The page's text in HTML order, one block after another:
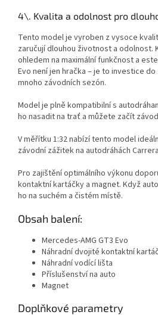
4\. Kvalita a odolnost pro
Tento model je vyroben z vysoce
zaručují dlouhou životnost a odolnost.
ohledem na maximální funkčnost a
Evo není jen hračka – je to investice
mnoho závodních sezón.
Model je plně kompatibilní s
ho nasadit na trať a můžete začít
V měřítku 1:32 nabízí tento model
závodní zážitek na autodráhách
Pro zajištění optimálního výkonu
kontaktní kartáčky a magnet. Když
ho na suchém a čistém místě.
Obsah balení:
Mercedes-AMG GT3 Evo
Náhradní dvojité kontaktní
Náhradní vodící lišta
Příslušenství na auto
Magnet
Doplňkové parametry